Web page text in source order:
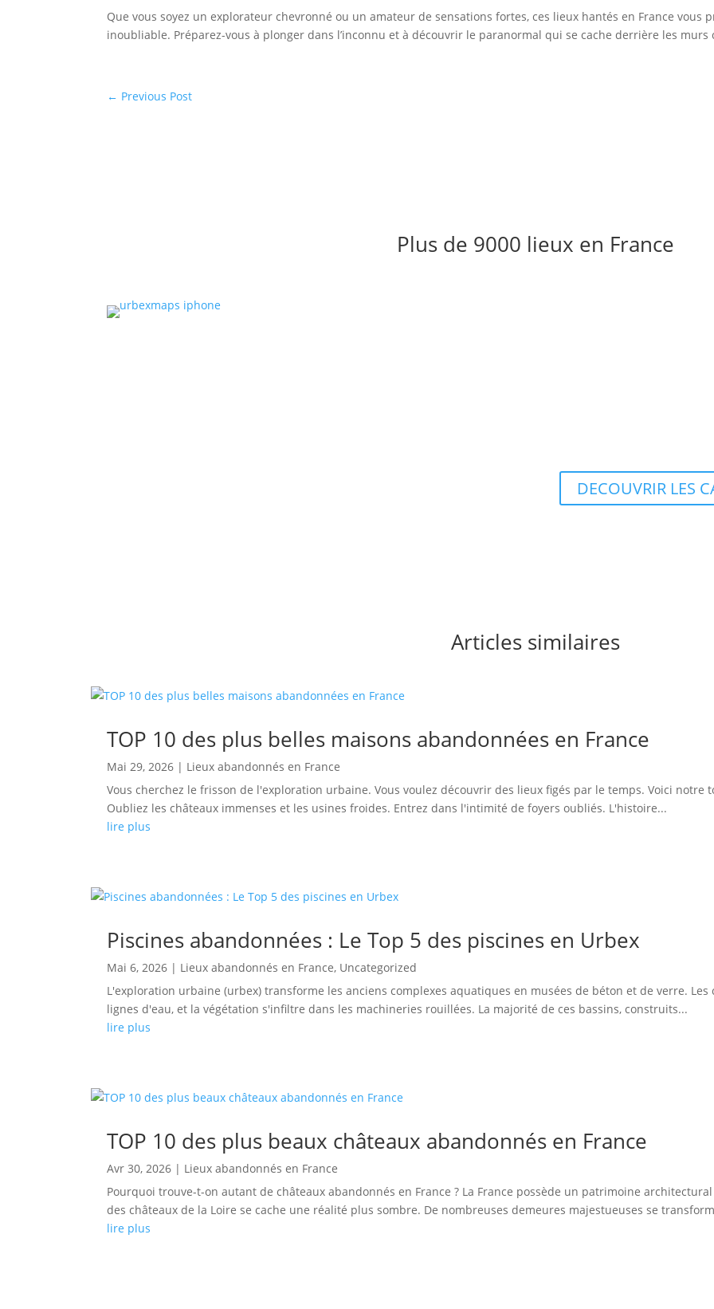
Que vous soyez un explorateur chevronné ou un amateur de sensations fortes, ces lieux hantés en France
inoubliable. Préparez-vous à plonger dans l’inconnu et à découvrir le paranormal qui se cache derrière les murs
← Previous Post
Plus de 9000 lieux en France
DECOUVRIR LES
Articles similaires
TOP 10 des plus belles maisons abandonnées en France
Mai 29, 2026 | Lieux abandonnés en France
Vous cherchez le frisson de l'exploration urbaine. Vous voulez découvrir des lieux figés par le temps. Voici notre
Oubliez les châteaux immenses et les usines froides. Entrez dans l'intimité de foyers oubliés. L'histoire...
lire plus
Piscines abandonnées : Le Top 5 des piscines en Urbex
Mai 6, 2026 | Lieux abandonnés en France, Uncategorized
L'exploration urbaine (urbex) transforme les anciens complexes aquatiques en musées de béton et de verre.
lignes d'eau, et la végétation s'infiltre dans les machineries rouillées. La majorité de ces bassins, construits...
lire plus
TOP 10 des plus beaux châteaux abandonnés en France
Avr 30, 2026 | Lieux abandonnés en France
Pourquoi trouve-t-on autant de châteaux abandonnés en France ? La France possède un patrimoine
des châteaux de la Loire se cache une réalité plus sombre. De nombreuses demeures majestueuses se
lire plus